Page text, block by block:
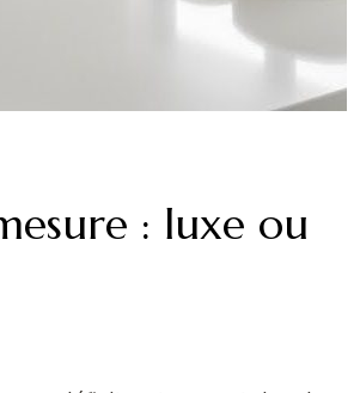
: luxe ou